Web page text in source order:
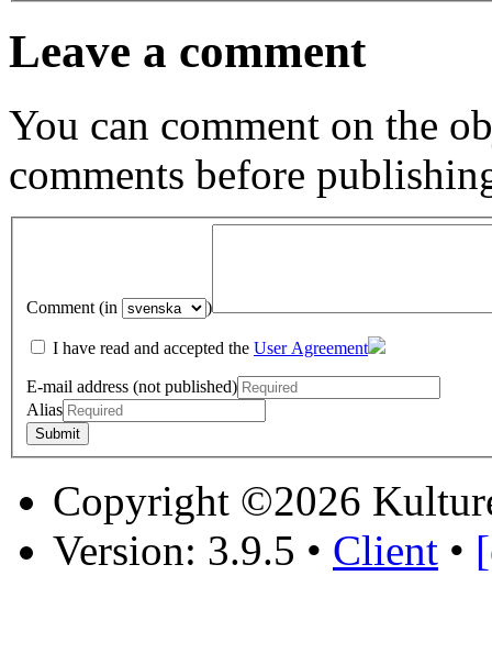
Leave a comment
You can comment on the
comments before
Comment (in )
I have read and accepted the User Agreement
E-mail address (not published)
Alias
Copyright ©2026
Version: 3.9.5 • Client •